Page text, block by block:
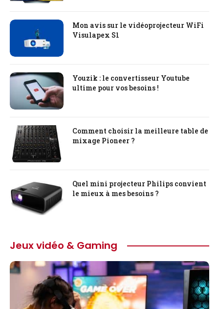
Mon avis sur le vidéoprojecteur WiFi
Visulapex S1
Youzik : le convertisseur Youtube
ultime pour vos besoins !
Comment choisir la meilleure table de
mixage Pioneer ?
Quel mini projecteur Philips convient
le mieux à mes besoins ?
Jeux vidéo & Gaming